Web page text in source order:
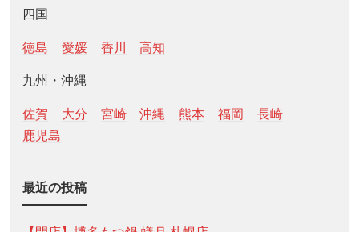
四国
徳島 愛媛 香川 高知
九州・沖縄
佐賀 大分 宮崎 沖縄 熊本 福岡
長崎
鹿児島
最近の投稿